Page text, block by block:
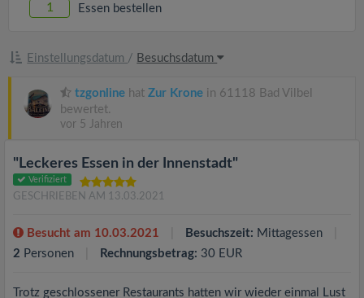
1 Essen bestellen
Einstellungsdatum / Besuchsdatum
tzgonline hat Zur Krone in 61118 Bad Vilbel
bewertet.
vor 5 Jahren
"Leckeres Essen in der Innenstadt"
Verifiziert
GESCHRIEBEN AM 13.03.2021
Besucht am 10.03.2021 Besuchszeit: Mittagessen
2 Personen Rechnungsbetrag: 30 EUR
Trotz geschlossener Restaurants hatten wir wieder einmal Lust